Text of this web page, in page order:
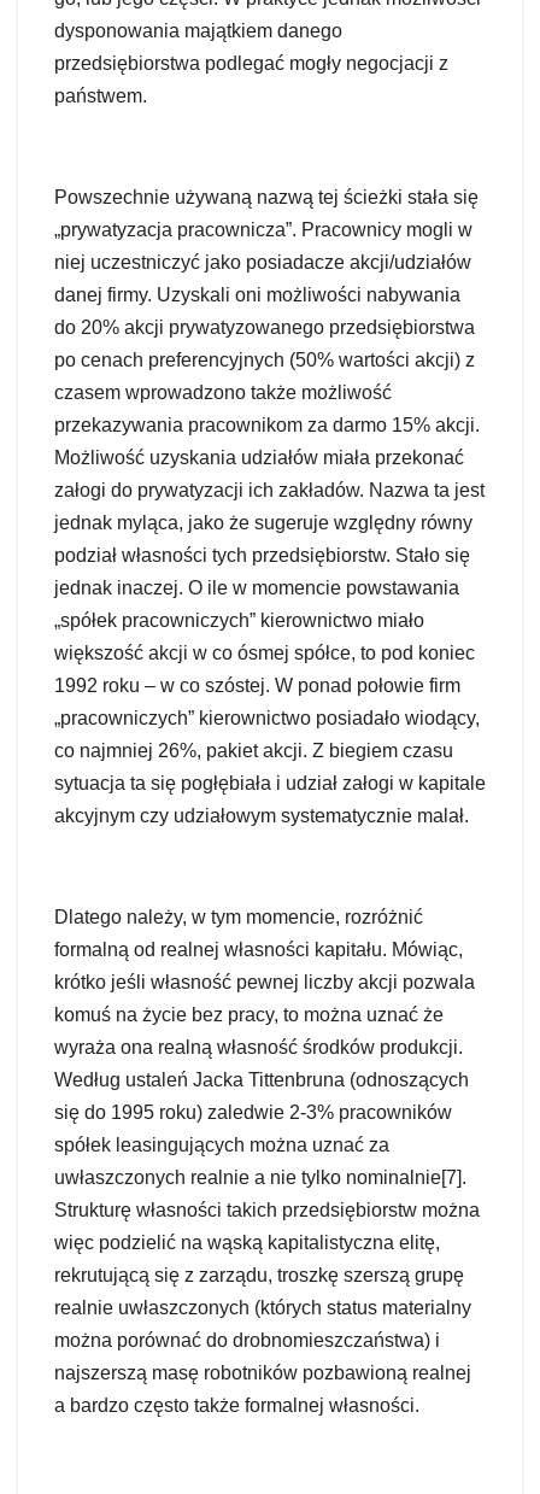
dysponowania majątkiem danego
przedsiębiorstwa podlegać mogły negocjacji z
państwem.
Powszechnie używaną nazwą tej ścieżki stała się
„prywatyzacja pracownicza”. Pracownicy mogli w
niej uczestniczyć jako posiadacze akcji/udziałów
danej firmy. Uzyskali oni możliwości nabywania
do 20% akcji prywatyzowanego przedsiębiorstwa
po cenach preferencyjnych (50% wartości akcji) z
czasem wprowadzono także możliwość
przekazywania pracownikom za darmo 15% akcji.
Możliwość uzyskania udziałów miała przekonać
załogi do prywatyzacji ich zakładów. Nazwa ta jest
jednak myląca, jako że sugeruje względny równy
podział własności tych przedsiębiorstw. Stało się
jednak inaczej. O ile w momencie powstawania
„spółek pracowniczych” kierownictwo miało
większość akcji w co ósmej spółce, to pod koniec
1992 roku – w co szóstej. W ponad połowie firm
„pracowniczych” kierownictwo posiadało wiodący,
co najmniej 26%, pakiet akcji. Z biegiem czasu
sytuacja ta się pogłębiała i udział załogi w kapitale
akcyjnym czy udziałowym systematycznie malał.
Dlatego należy, w tym momencie, rozróżnić
formalną od realnej własności kapitału. Mówiąc,
krótko jeśli własność pewnej liczby akcji pozwala
komuś na życie bez pracy, to można uznać że
wyraża ona realną własność środków produkcji.
Według ustaleń Jacka Tittenbruna (odnoszących
się do 1995 roku) zaledwie 2-3% pracowników
spółek leasingujących można uznać za
uwłaszczonych realnie a nie tylko nominalnie[7].
Strukturę własności takich przedsiębiorstw można
więc podzielić na wąską kapitalistyczna elitę,
rekrutującą się z zarządu, troszkę szerszą grupę
realnie uwłaszczonych (których status materialny
można porównać do drobnomieszczaństwa) i
najszerszą masę robotników pozbawioną realnej
a bardzo często także formalnej własności.